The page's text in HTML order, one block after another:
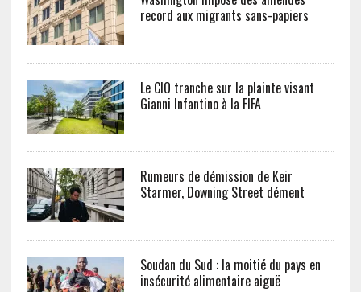
record aux migrants sans-papiers
Le CIO tranche sur la plainte visant
Gianni Infantino à la FIFA
Rumeurs de démission de Keir
Starmer, Downing Street dément
Soudan du Sud : la moitié du pays en
insécurité alimentaire aiguë